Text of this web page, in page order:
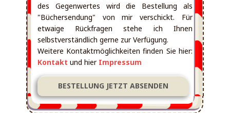
des Gegenwertes wird die Bestellung als
"Büchersendung" von mir verschickt. Für
etwaige Rückfragen stehe ich Ihnen
selbstverständlich gerne zur Verfügung.
Weitere Kontaktmöglichkeiten finden Sie hier:
Kontakt und hier Impressum